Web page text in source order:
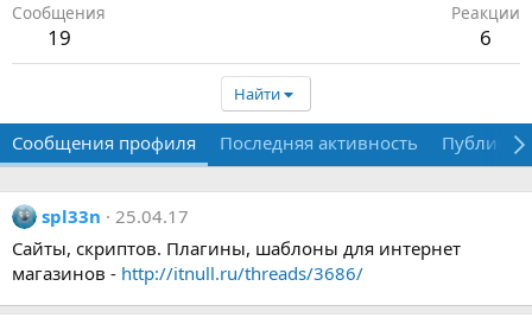
Сообщения
19
Реакции
6
Найти
Сообщения профиля Последняя активность
spl33n
25.04.17
Сайты, скриптов. Плагины, шаблоны для интернет
магазинов - http://itnull.ru/threads/3686/